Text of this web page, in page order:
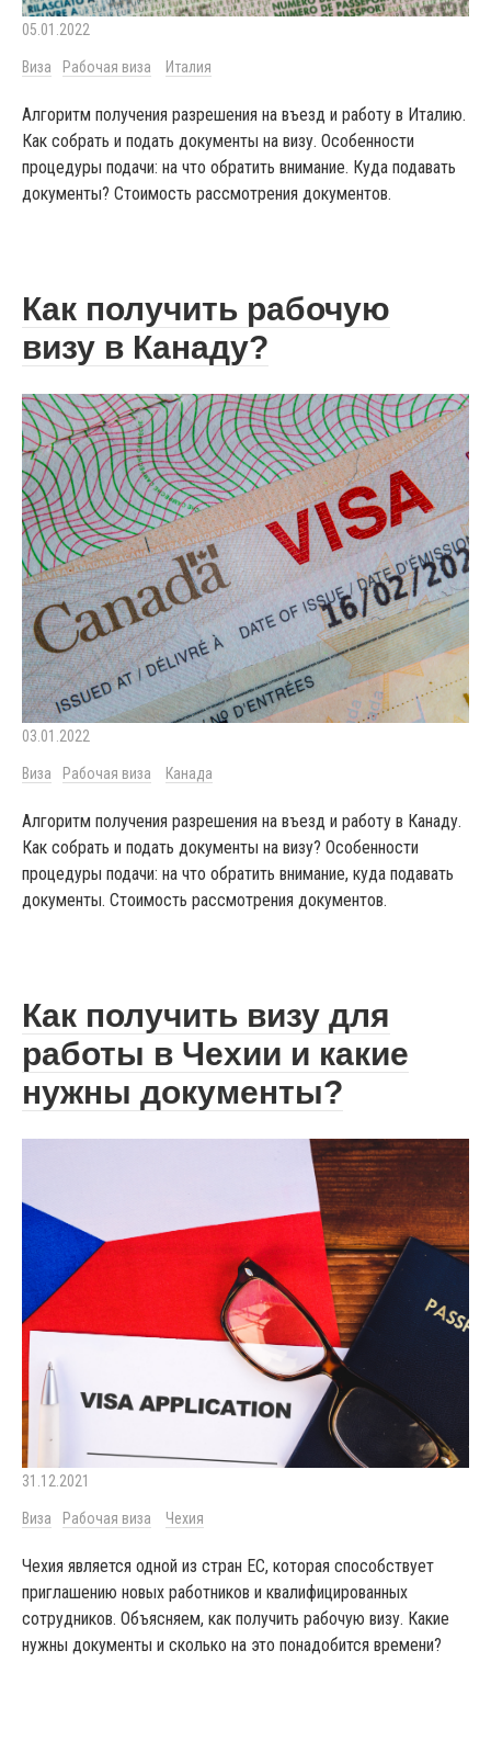
05.01.2022
Виза Рабочая виза Италия
Алгоритм получения разрешения на въезд и работу в Италию.
Как собрать и подать документы на визу. Особенности
процедуры подачи: на что обратить внимание. Куда подавать
документы? Стоимость рассмотрения документов.
Как получить рабочую
визу в Канаду?
03.01.2022
Виза Рабочая виза Канада
Алгоритм получения разрешения на въезд и работу в Канаду.
Как собрать и подать документы на визу? Особенности
процедуры подачи: на что обратить внимание, куда подавать
документы. Стоимость рассмотрения документов.
Как получить визу для
работы в Чехии и какие
нужны документы?
31.12.2021
Виза Рабочая виза Чехия
Чехия является одной из стран ЕС, которая способствует
приглашению новых работников и квалифицированных
сотрудников. Объясняем, как получить рабочую визу. Какие
нужны документы и сколько на это понадобится времени?